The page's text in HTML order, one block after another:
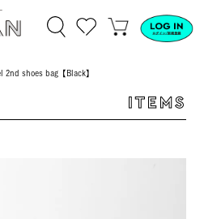
2nd shoes bag【Black】
ITEMS